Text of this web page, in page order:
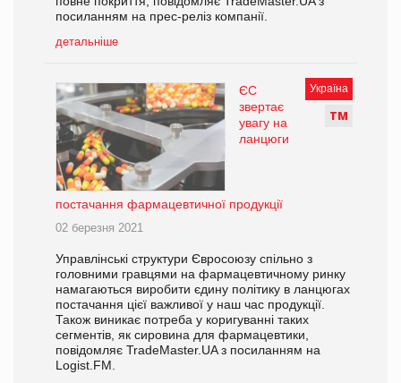
посиланням на прес-реліз компанії.
детальніше
Україна
ТМ
ЄС
звертає
увагу на
ланцюги
постачання фармацевтичної продукції
02 березня 2021
Управлінські структури Євросоюзу спільно з
головними гравцями на фармацевтичному ринку
намагаються виробити єдину політику в ланцюгах
постачання цієї важливої у наш час продукції.
Також виникає потреба у коригуванні таких
сегментів, як сировина для фармацевтики,
повідомляє TradeMaster.UA з посиланням на
Logist.FM.